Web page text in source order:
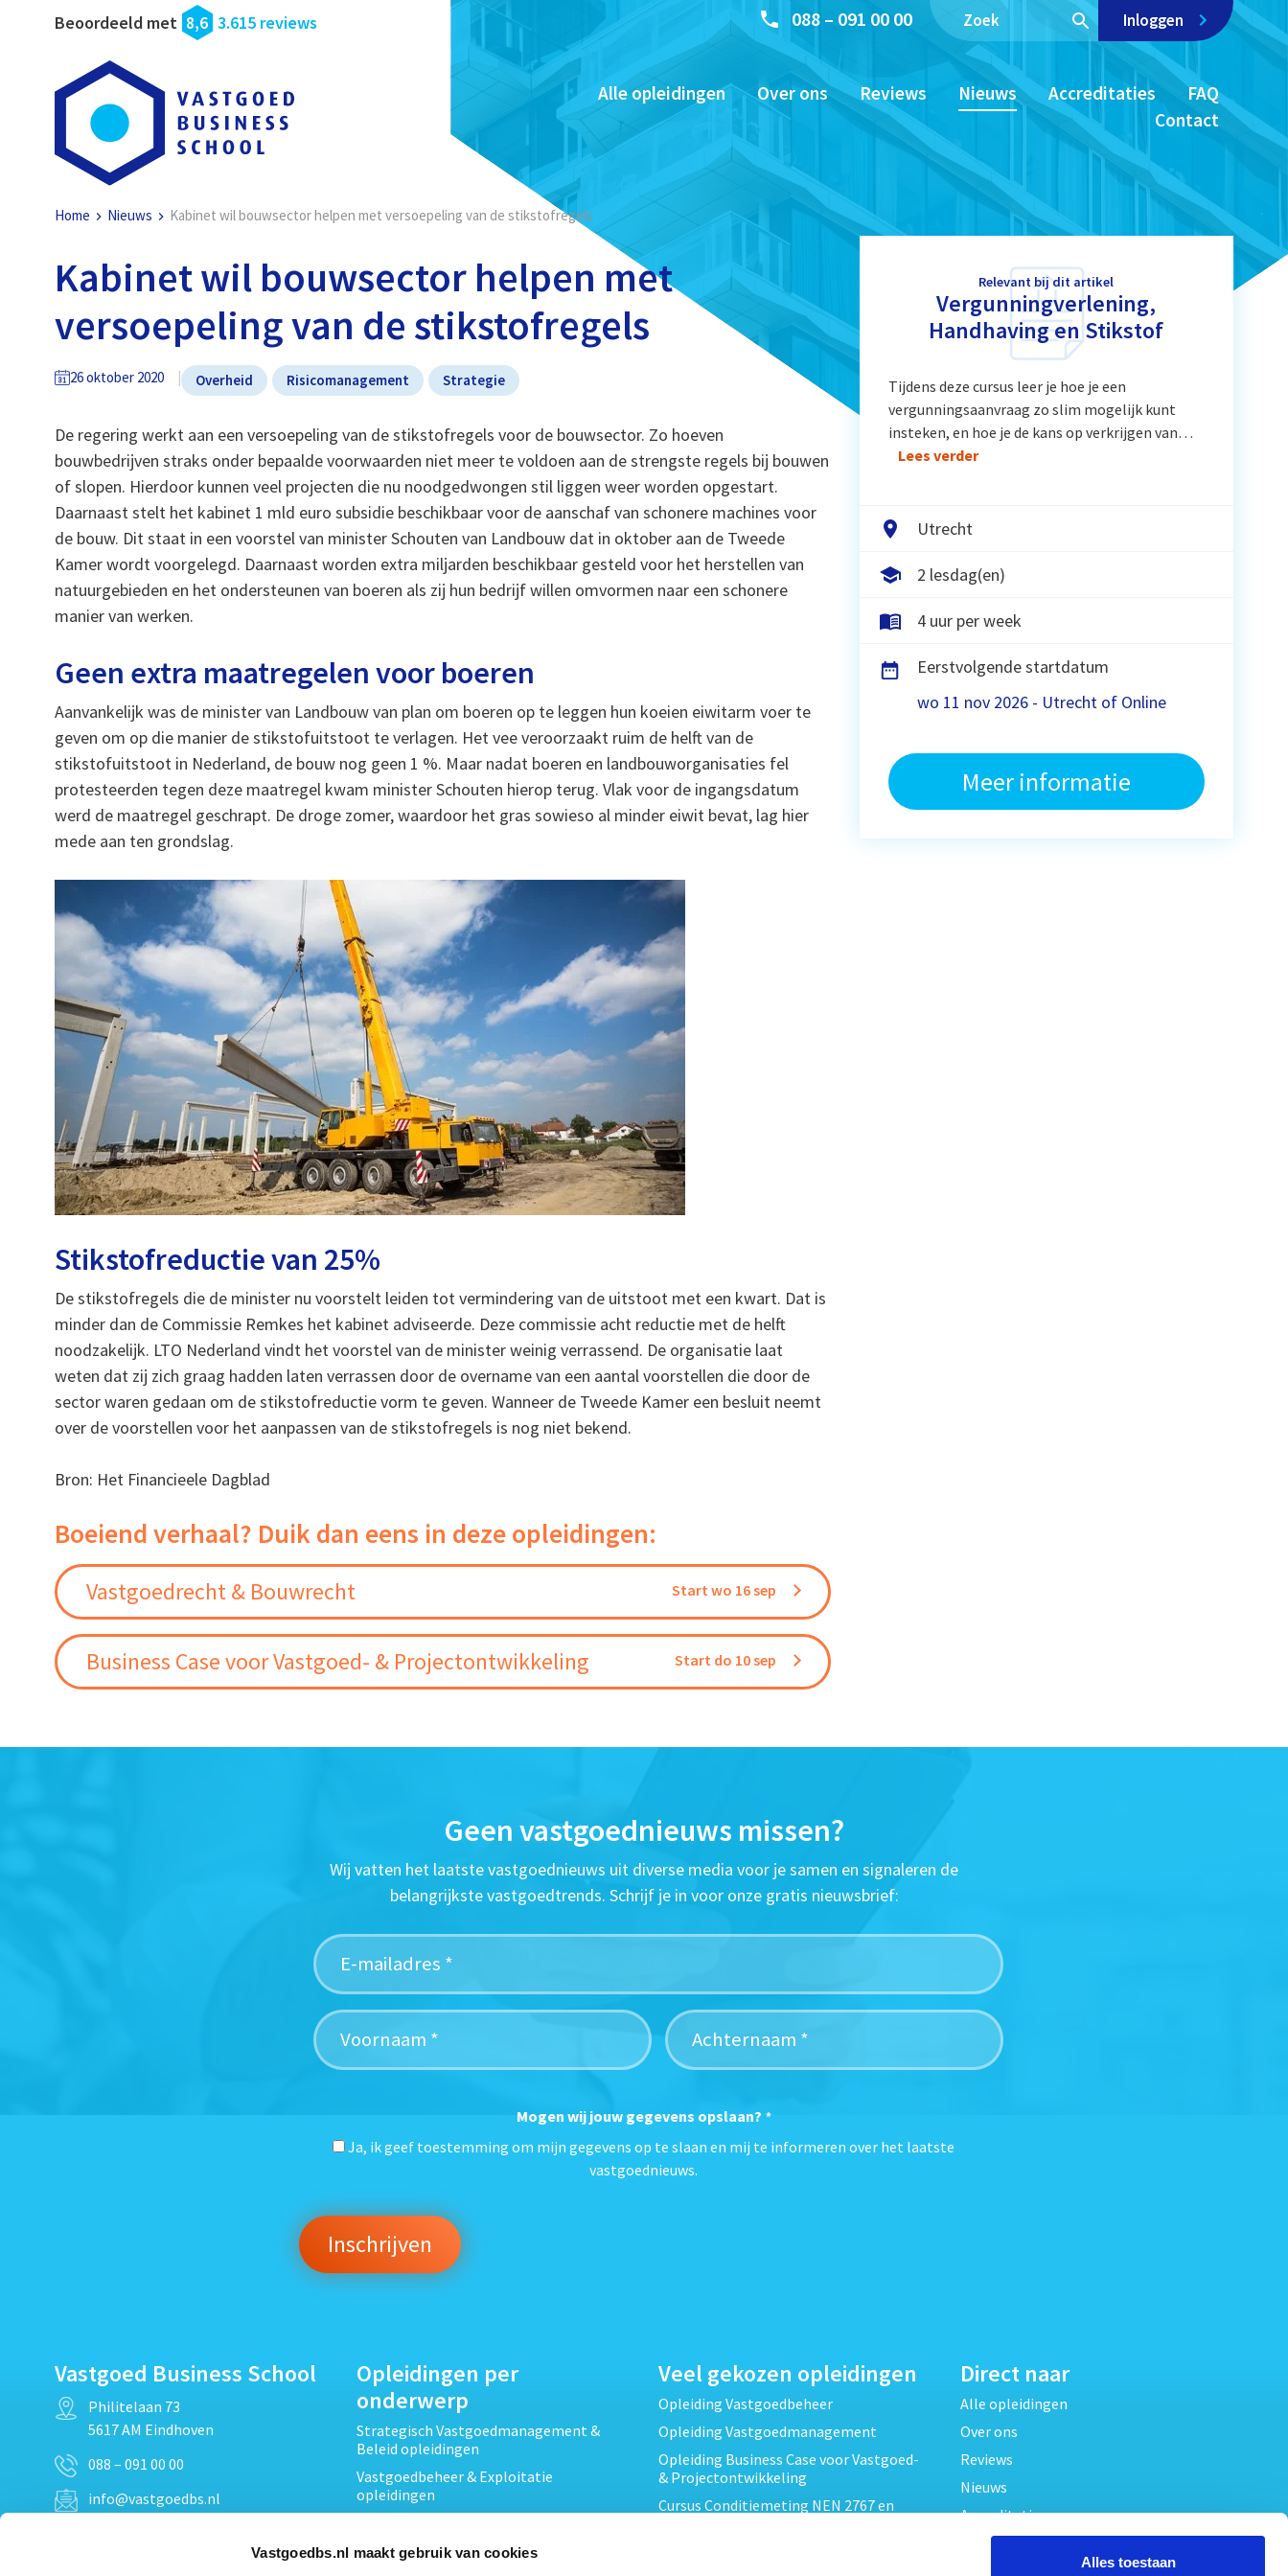
Vastgoedbs.nl maakt gebruik van cookies
Alles toestaan
Beoordeeld met 8,6 3.615 reviews 088 – 091 00 00 Inloggen
Alle opleidingen Over ons Reviews Nieuws Accreditaties
FAQ
Contact
Home Nieuws Kabinet wil bouwsector helpen met versoepeling van de stikstofregels
Kabinet wil bouwsector helpen met
versoepeling van de stikstofregels
26 oktober 2020 Overheid Risicomanagement Strategie
De regering werkt aan een versoepeling van de stikstofregels voor de bouwsector. Zo hoeven
bouwbedrijven straks onder bepaalde voorwaarden niet meer te voldoen aan de strengste regels bij bouwen
of slopen. Hierdoor kunnen veel projecten die nu noodgedwongen stil liggen weer worden opgestart.
Daarnaast stelt het kabinet 1 mld euro subsidie beschikbaar voor de aanschaf van schonere machines voor
de bouw. Dit staat in een voorstel van minister Schouten van Landbouw dat in oktober aan de Tweede
Kamer wordt voorgelegd. Daarnaast worden extra miljarden beschikbaar gesteld voor het herstellen van
natuurgebieden en het ondersteunen van boeren als zij hun bedrijf willen omvormen naar een schonere
manier van werken.
Geen extra maatregelen voor boeren
Aanvankelijk was de minister van Landbouw van plan om boeren op te leggen hun koeien eiwitarm voer te
geven om op die manier de stikstofuitstoot te verlagen. Het vee veroorzaakt ruim de helft van de
stikstofuitstoot in Nederland, de bouw nog geen 1 %. Maar nadat boeren en landbouworganisaties fel
protesteerden tegen deze maatregel kwam minister Schouten hierop terug. Vlak voor de ingangsdatum
werd de maatregel geschrapt. De droge zomer, waardoor het gras sowieso al minder eiwit bevat, lag hier
mede aan ten grondslag.
Stikstofreductie van 25%
De stikstofregels die de minister nu voorstelt leiden tot vermindering van de uitstoot met een kwart. Dat is
minder dan de Commissie Remkes het kabinet adviseerde. Deze commissie acht reductie met de helft
noodzakelijk. LTO Nederland vindt het voorstel van de minister weinig verrassend. De organisatie laat
weten dat zij zich graag hadden laten verrassen door de overname van een aantal voorstellen die door de
sector waren gedaan om de stikstofreductie vorm te geven. Wanneer de Tweede Kamer een besluit neemt
over de voorstellen voor het aanpassen van de stikstofregels is nog niet bekend.
Bron: Het Financieele Dagblad
Boeiend verhaal? Duik dan eens in deze opleidingen:
Vastgoedrecht & Bouwrecht Start wo 16 sep
Business Case voor Vastgoed- & Projectontwikkeling Start do 10 sep
Relevant bij dit artikel
Vergunningverlening,
Handhaving en Stikstof
Tijdens deze cursus leer je hoe je een
vergunningsaanvraag zo slim mogelijk kunt
insteken, en hoe je de kans op verkrijgen van…
Lees verder
Utrecht
2 lesdag(en)
4 uur per week
Eerstvolgende startdatum
wo 11 nov 2026 - Utrecht of Online
Meer informatie
Geen vastgoednieuws missen?
Wij vatten het laatste vastgoednieuws uit diverse media voor je samen en signaleren de
belangrijkste vastgoedtrends. Schrijf je in voor onze gratis nieuwsbrief:
Mogen wij jouw gegevens opslaan? *
Ja, ik geef toestemming om mijn gegevens op te slaan en mij te informeren over het laatste
vastgoednieuws.
Vastgoed Business School
Philitelaan 73
5617 AM Eindhoven
088 – 091 00 00
info@vastgoedbs.nl
Opleidingen per
onderwerp
Strategisch Vastgoedmanagement &
Beleid opleidingen
Vastgoedbeheer & Exploitatie
opleidingen
Projectontwikkeling &
Veel gekozen opleidingen
Opleiding Vastgoedbeheer
Opleiding Vastgoedmanagement
Opleiding Business Case voor Vastgoed-
& Projectontwikkeling
Cursus Conditiemeting NEN 2767 en
Direct naar
Alle opleidingen
Over ons
Reviews
Nieuws
Accreditaties